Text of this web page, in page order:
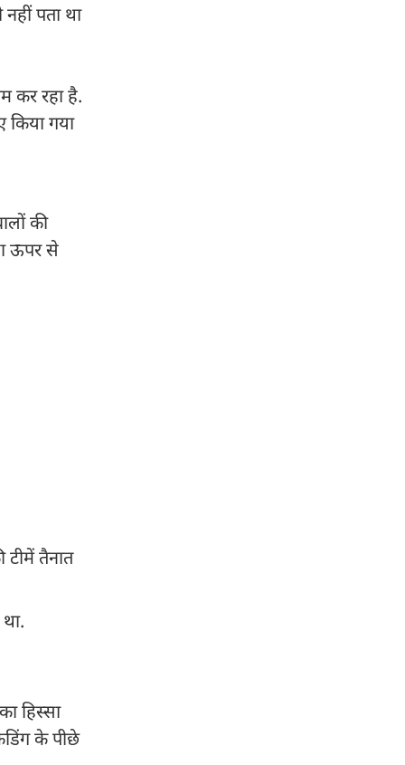
पता था
कर रहा है.
किया गया
की
ऊपर से
तैनात
हिस्सा
के पीछे